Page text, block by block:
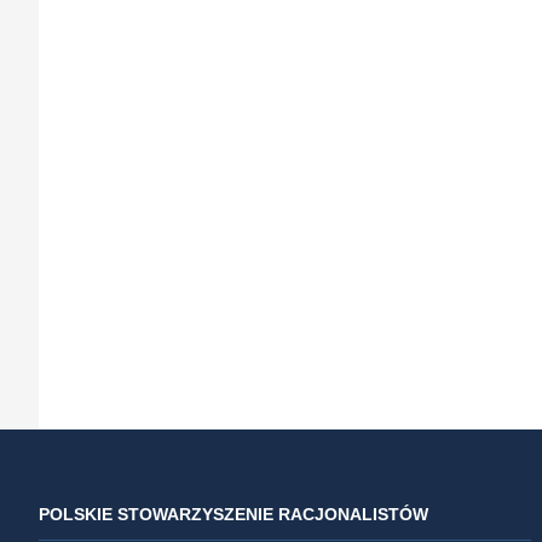
POLSKIE STOWARZYSZENIE RACJONALISTÓW